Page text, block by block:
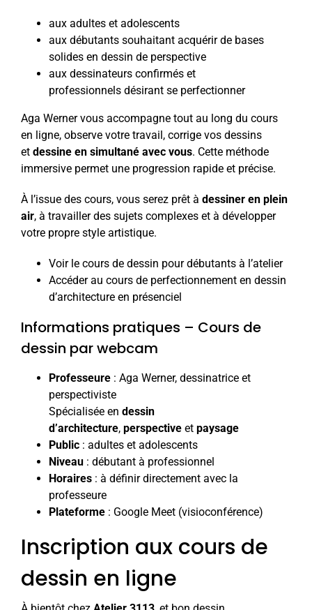
aux adultes et adolescents
aux débutants souhaitant acquérir de bases
solides en dessin de perspective
aux dessinateurs confirmés et
professionnels désirant se perfectionner
Aga Wernervous accompagne tout au long du cours
en ligne, observe votre travail, corrige vos dessins
et dessine en simultané avec vous. Cette méthode
immersive permet une progression rapide et précise.
À l’issue des cours, vous serez prêt à dessiner en plein
air, à travailler des sujets complexes et à développer
votre propre style artistique.
Voir le cours de dessin pour débutants à l’atelier
Accéder au cours de perfectionnement en dessin
d’architecture en présenciel
Informations pratiques – Cours de
dessin par webcam
Professeure : Aga Werner, dessinatrice et
perspectiviste
Spécialisée en dessin
d’architecture, perspective et paysage
Public : adultes et adolescents
Niveau : débutant à professionnel
Horaires : à définir directement avec la
professeure
Plateforme : Google Meet (visioconférence)
Inscription aux cours de
dessin en ligne